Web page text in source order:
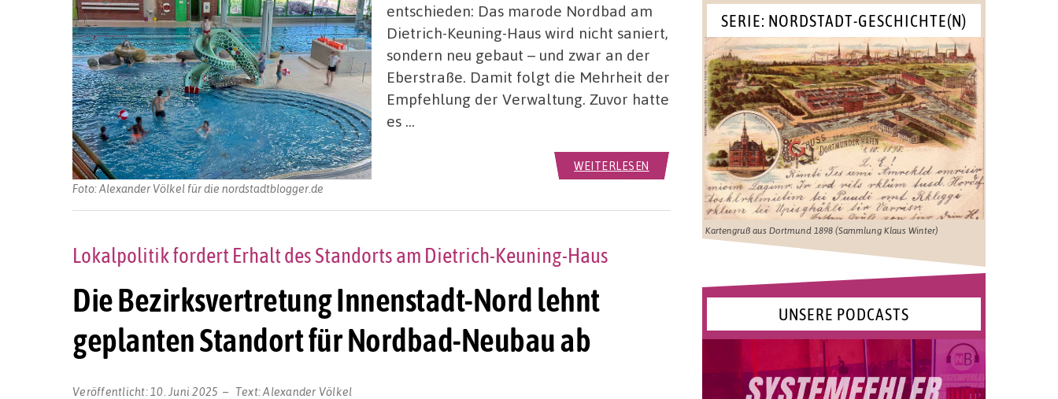
Foto: Alexander Völkel für die nordstadtblogger.de
entschieden: Das marode Nordbad am
Dietrich-Keuning-Haus wird nicht saniert,
sondern neu gebaut – und zwar an der
Eberstraße. Damit folgt die Mehrheit der
Empfehlung der Verwaltung. Zuvor hatte
es …
WEITERLESEN
Die Bezirksvertretung Innenstadt-Nord lehnt
geplanten Standort für Nordbad-Neubau ab
Lokalpolitik fordert Erhalt des Standorts am Dietrich-Keuning-Haus
Veröffentlicht: 10. Juni 2025 Text:Alexander Völkel
SERIE: NORDSTADT-GESCHICHTE(N)
Kartengruß aus Dortmund 1898 (Sammlung Klaus Winter)
UNSERE PODCASTS